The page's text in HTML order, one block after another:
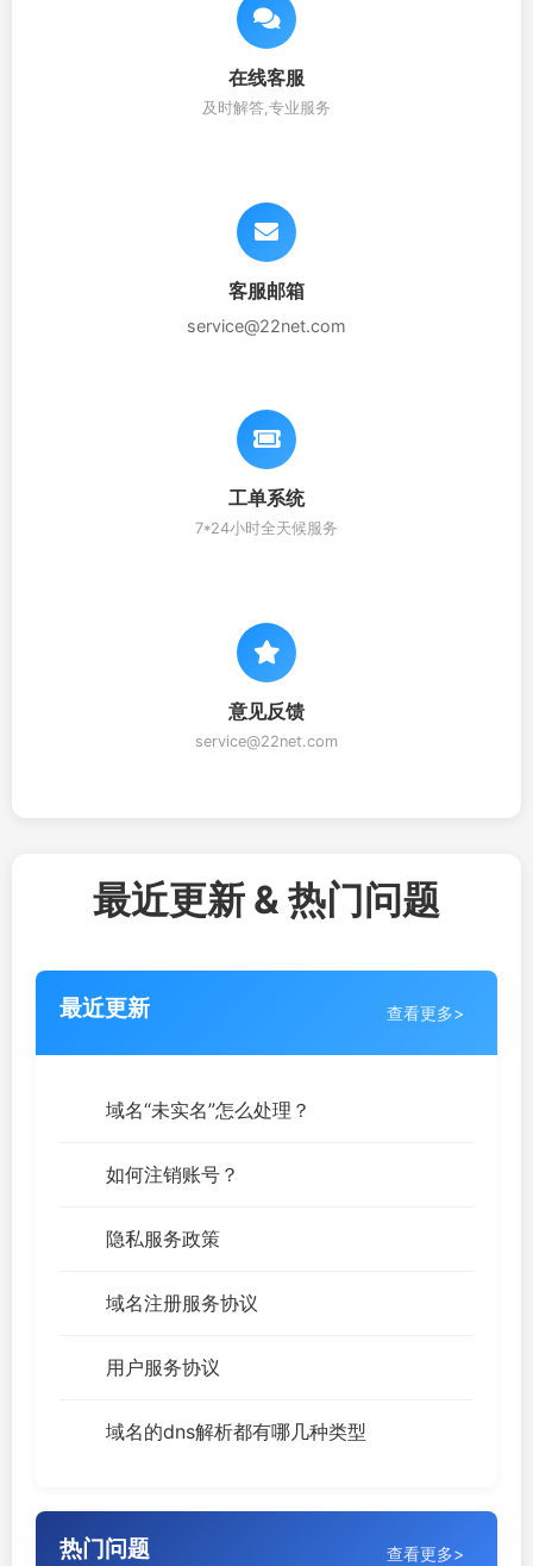
在线客服
及时解答,专业服务
客服邮箱
service@22net.com
工单系统
7*24小时全天候服务
意见反馈
service@22net.com
最近更新 & 热门问题
最近更新 查看更多>
域名“未实名”怎么处理？
如何注销账号？
隐私服务政策
域名注册服务协议
用户服务协议
域名的dns解析都有哪几种类型
热门问题 查看更多>